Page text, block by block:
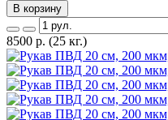
В корзину
8500 р. (25 кг.)